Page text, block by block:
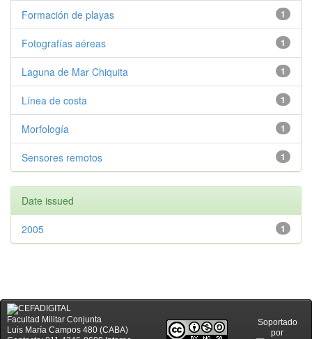
1
Formación de playas
1
Fotografías aéreas
1
Laguna de Mar Chiquita
1
Línea de costa
1
Morfología
1
Sensores remotos
Date issued
1
2005
Facultad Militar Conjunta
Luis María Campos 480 (CABA)
Soportado
por